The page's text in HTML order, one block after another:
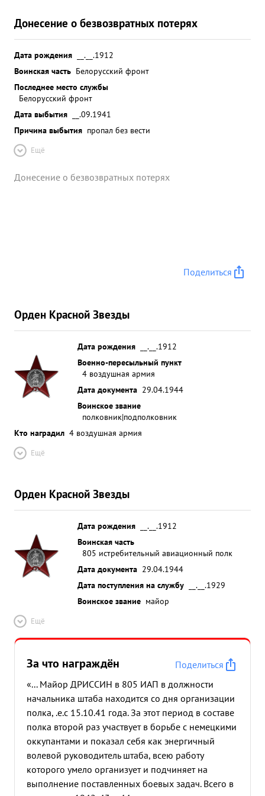
Донесение о безвозвратных потерях
Дата рождения
__.__.1912
Воинская часть Белорусский фронт
Последнее место службы
Белорусский фронт
Дата выбытия
__.09.1941
Причина выбытия пропал без вести
Ещё
Донесение о безвозвратных потерях
Поделиться
Орден Красной Звезды
Дата рождения
__.__.1912
Военно-пересыльный пункт
4 воздушная армия
Дата документа 29.04.1944
Воинское звание
полковник|подполковник
Кто наградил 4 воздушная армия
Ещё
Орден Красной Звезды
Дата рождения
__.__.1912
Воинская часть
805 истребительный авиационный полк
Дата документа 29.04.1944
Дата поступления на службу
__.__.1929
Воинское звание майор
Ещё
За что награждён
Поделиться
«... Майор ДРИССИН в 805 ИАП в должности
начальника штаба находится со дня организации
полка, .е.с 15.10.41 года. За этот период в составе
полка второй раз участвует в борьбе с немецкими
оккупантами и показал себя как энергичный
волевой руководитель штаба, всею работу
которого умело организует и подчиняет на
выполнение поставленных боевых задач. Всего в